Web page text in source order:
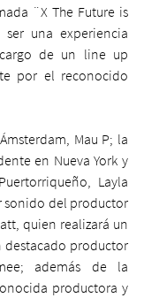
¨X The Future is
una experiencia
de un line up
por el reconocido
Mau P; la
en Nueva York y
Layla
sonido del productor
quien realizará un
productor
además de la
productora y